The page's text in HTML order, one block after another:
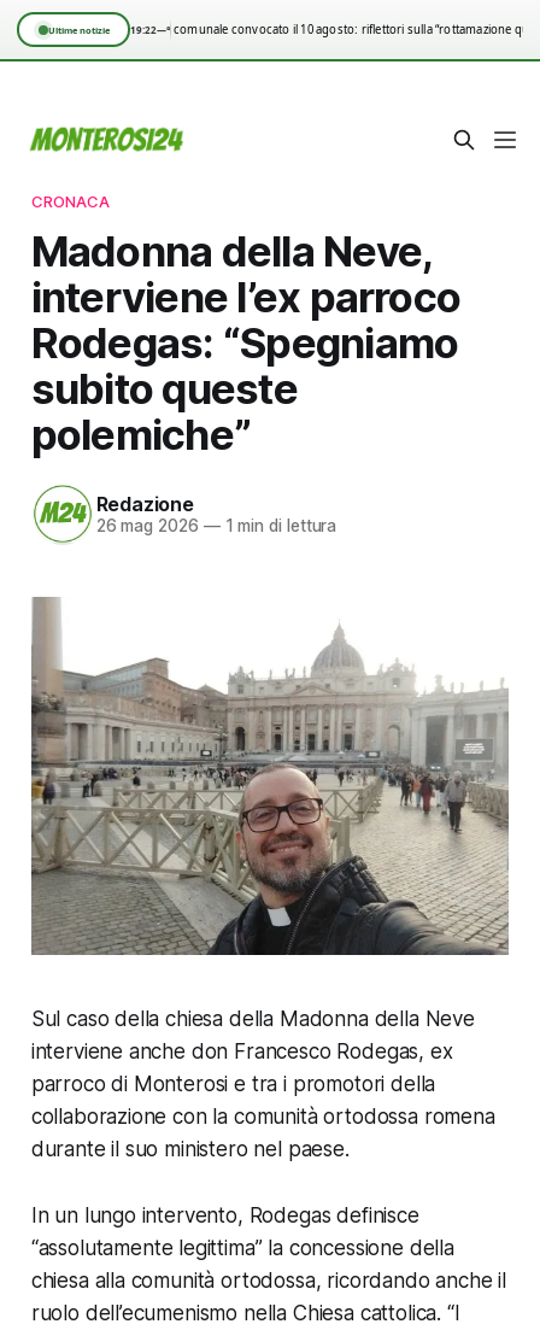
Ultime notizie 19:22—°
Consiglio comunale convocato il 10 agosto: riflettori sulla “rottamazione
CRONACA
Madonna della Neve,
interviene l’ex parroco
Rodegas: “Spegniamo
subito queste
polemiche”
Redazione
26 mag 2026 —1 min di lettura
Sul caso della chiesa della Madonna della Neve
interviene anche don Francesco Rodegas, ex
parroco di Monterosi e tra i promotori della
collaborazione con la comunità ortodossa romena
durante il suo ministero nel paese.
In un lungo intervento, Rodegas definisce
“assolutamente legittima” la concessione della
chiesa alla comunità ortodossa, ricordando anche il
ruolo dell’ecumenismo nella Chiesa cattolica. “I